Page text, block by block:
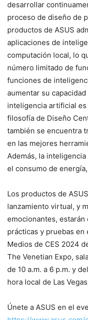
desarrollar
proceso de diseño de
productos de ASUS
aplicaciones de
computación local, lo
número limitado de
funciones de
aumentar su
inteligencia artificial
filosofía de Diseño
también se encuentra
en las mejores
Además, la
el consumo de
Los productos de
lanzamiento virtual, y
emocionantes,
prácticas y pruebas en
Medios de CES 2024
The Venetian Expo,
de 10 a.m. a 6 p.m. y
hora local de Las
Únete a ASUS en el